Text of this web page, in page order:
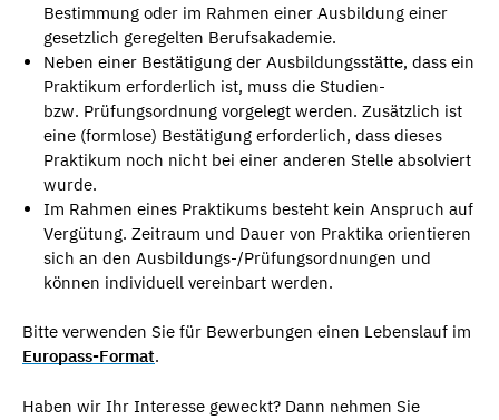
Bestimmung oder im Rahmen einer Ausbildung einer
gesetzlich geregelten Berufsakademie.
Neben einer Bestätigung der Ausbildungsstätte, dass ein
Praktikum erforderlich ist, muss die Studien-
bzw. Prüfungsordnung vorgelegt werden. Zusätzlich ist
eine (formlose) Bestätigung erforderlich, dass dieses
Praktikum noch nicht bei einer anderen Stelle absolviert
wurde.
Im Rahmen eines Praktikums besteht kein Anspruch auf
Vergütung. Zeitraum und Dauer von Praktika orientieren
sich an den Ausbildungs-/Prüfungsordnungen und
können individuell vereinbart werden.
Bitte verwenden Sie für Bewerbungen einen Lebenslauf im
Europass-Format.
Haben wir Ihr Interesse geweckt? Dann nehmen Sie